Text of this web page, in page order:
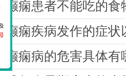
癫痫患者不能吃的食
癫痫疾病发作的症
癫痫病的危害具体有